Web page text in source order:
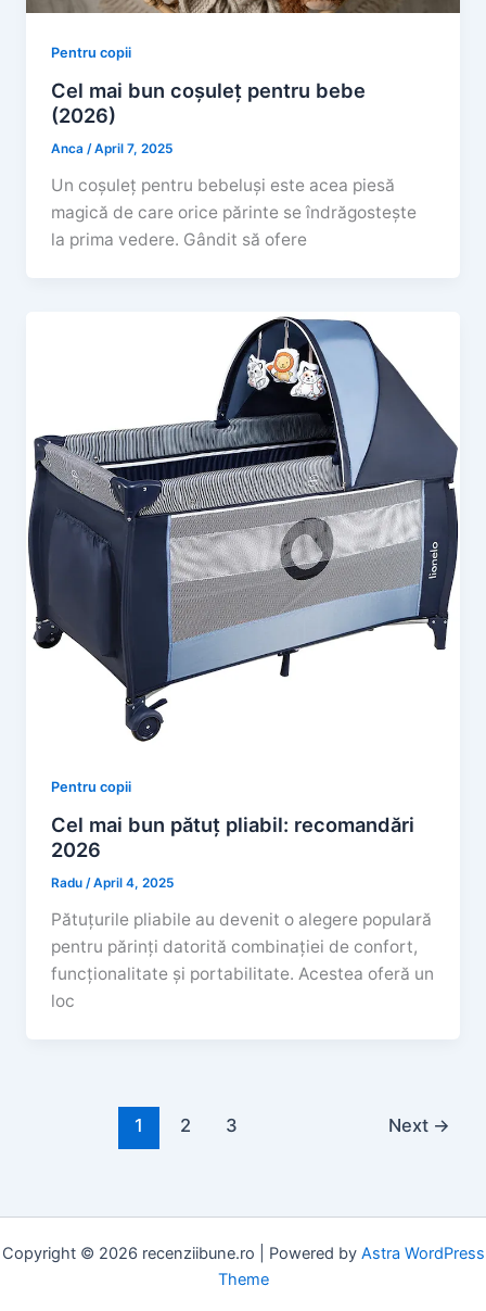
Pentru copii
Cel mai bun coșuleț pentru bebe
(2026)
Anca/April 7, 2025
Un coșuleț pentru bebeluși este acea piesă
magică de care orice părinte se îndrăgostește
la prima vedere. Gândit să ofere
Pentru copii
Cel mai bun pătuț pliabil: recomandări
2026
Radu/April 4, 2025
Pătuțurile pliabile au devenit o alegere populară
pentru părinți datorită combinației de confort,
funcționalitate și portabilitate. Acestea oferă un
loc
1 2 3 Next →
Copyright © 2026 recenziibune.ro | Powered by Astra WordPress
Theme